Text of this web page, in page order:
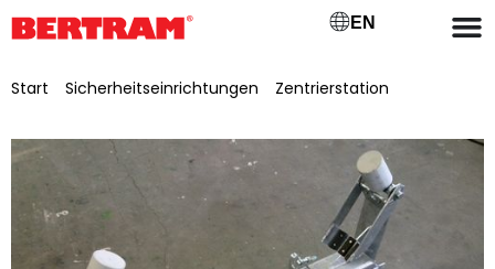
EN
Start Sicherheitseinrichtungen Zentrierstation